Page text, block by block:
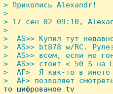
> Приколись Alexandr!
>
> 17 сен 02 09:10,
>
>  AS>> Купил тут
>  AS>> bt878 w/RC.
>  AS>> всем, если не
>  AS>> стоит < 50 $ на
>  AF>  Я как-то в инете
>  AF> позволяет
то шифрованое tv